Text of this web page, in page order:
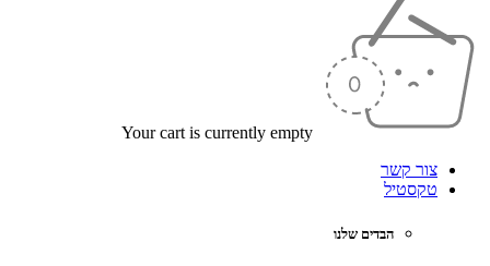
Your cart is currently empty
צור קשר
טקסטיל
הבדים שלנו